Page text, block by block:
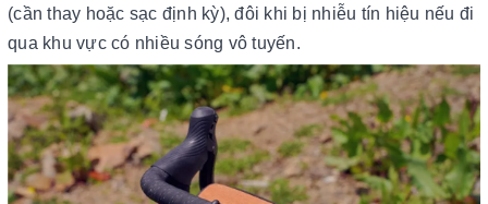
(cần thay hoặc sạc định kỳ), đôi khi bị nhiễu tín hiệu nếu đi
qua khu vực có nhiều sóng vô tuyến.